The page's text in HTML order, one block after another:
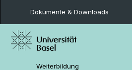
Dokumente & Downloads
Weiterbildung